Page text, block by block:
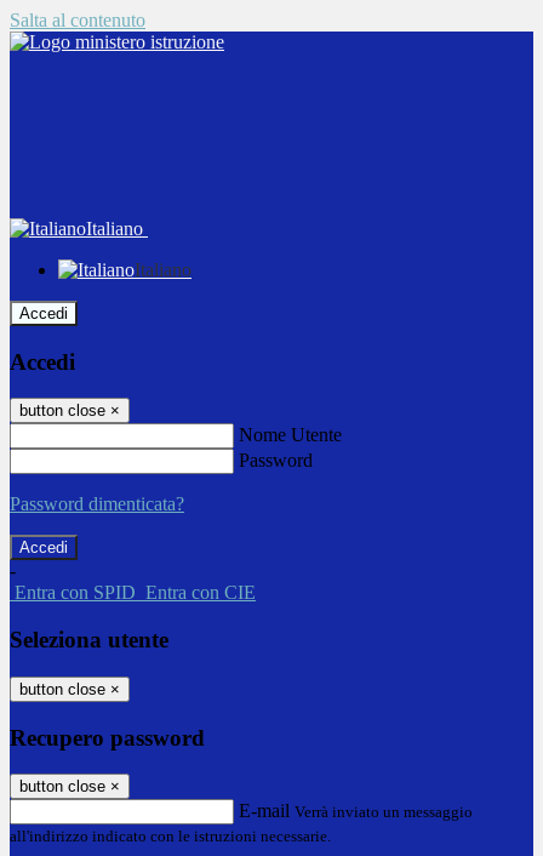
Salta al contenuto
Italiano
Italiano
Accedi
Accedi
button close ×
Nome Utente
Password
Password dimenticata?
-
Entra con SPID Entra con CIE
Seleziona utente
button close ×
Recupero password
button close ×
E-mail Verrà inviato un messaggio
all'indirizzo indicato con le istruzioni necessarie.